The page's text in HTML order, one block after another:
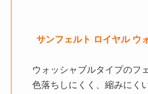
サンフェルト ロイヤル ウ
ウォッシャブルタイプのフ
色落ちしにくく、縮みにく